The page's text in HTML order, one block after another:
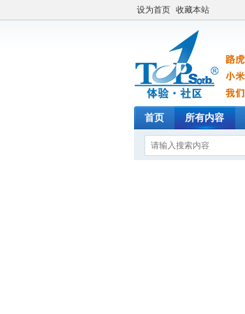
设为首页 收藏本站
首页 所有内容